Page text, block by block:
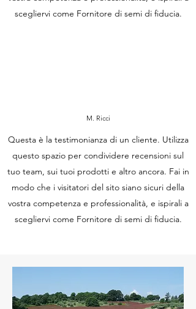
scegliervi come Fornitore di semi di fiducia.
M. Ricci
Questa è la testimonianza di un cliente. Utilizza
questo spazio per condividere recensioni sul
tuo team, sui tuoi prodotti e altro ancora. Fai in
modo che i visitatori del sito siano sicuri della
vostra competenza e professionalità, e ispirali a
scegliervi come Fornitore di semi di fiducia.